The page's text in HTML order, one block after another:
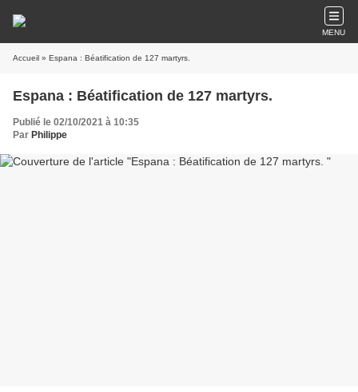
MENU
Accueil » Espana : Béatification de 127 martyrs.
Espana : Béatification de 127 martyrs.
Publié le 02/10/2021 à 10:35
Par Philippe